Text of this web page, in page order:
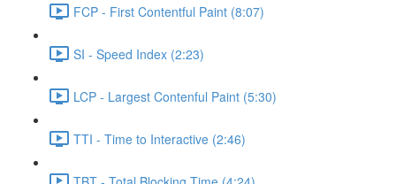
FCP - First Contentful Paint (8:07)
SI - Speed Index (2:23)
LCP - Largest Contenful Paint (5:30)
TTI - Time to Interactive (2:46)